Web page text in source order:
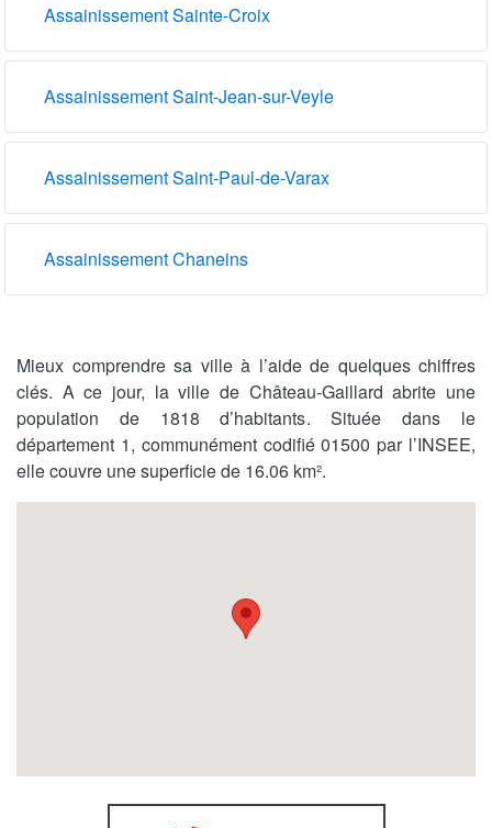
Assainissement Sainte-Croix
Assainissement Saint-Jean-sur-Veyle
Assainissement Saint-Paul-de-Varax
Assainissement Chaneins
Mieux comprendre sa ville à l’aide de quelques chiffres
clés. A ce jour, la ville de Château-Gaillard abrite une
population de 1818 d’habitants. Située dans le
département 1, communément codifié 01500 par l’INSEE,
elle couvre une superficie de 16.06 km².